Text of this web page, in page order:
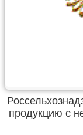
продукцию с